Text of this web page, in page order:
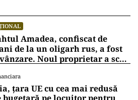
Amadea, confiscat de
de la un oligarh rus, a fost
Noul proprietar a scos
țara UE cu cea mai redusă